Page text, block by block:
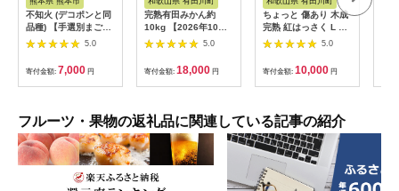
不知火 (デコポンと同
品種) 【手選別まごこ
ろ選果】 約2kg サイ
ズ不選別【2027年2月
上旬～4月上旬迄発送
予定】
5.0
寄付金額: 7,000 円
完熟有田みかん約
10kg 【2026年10月
中旬頃より発送】【S
～Ｌサイズおまかせ】
5.0
寄付金額: 18,000 円
ちょっと 傷あり 木成
完熟 紅はっさく L × 8
玉 または M × 10玉
サイズ 化粧箱【2027
年4月上旬～発送】
5.0
寄付金額: 10,000 円
フルーツ・果物の返礼品に関連している記事の紹介